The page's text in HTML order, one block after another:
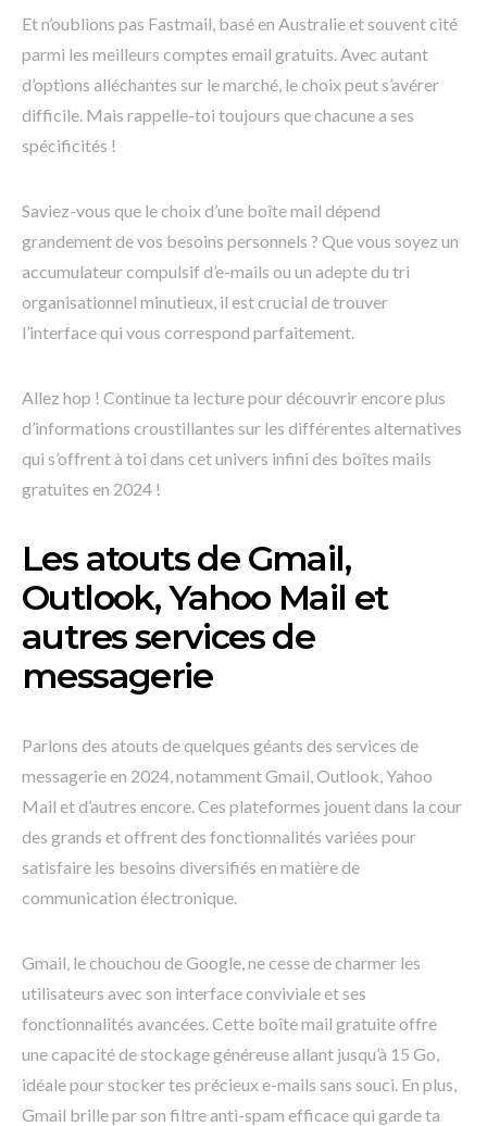
Et n’oublions pas Fastmail, basé en Australie et souvent cité
parmi les meilleurs comptes email gratuits. Avec autant
d’options alléchantes sur le marché, le choix peut s’avérer
difficile. Mais rappelle-toi toujours que chacune a ses
spécificités !
Saviez-vous que le choix d’une boîte mail dépend
grandement de vos besoins personnels ? Que vous soyez un
accumulateur compulsif d’e-mails ou un adepte du tri
organisationnel minutieux, il est crucial de trouver
l’interface qui vous correspond parfaitement.
Allez hop ! Continue ta lecture pour découvrir encore plus
d’informations croustillantes sur les différentes alternatives
qui s’offrent à toi dans cet univers infini des boîtes mails
gratuites en 2024 !
Les atouts de Gmail,
Outlook, Yahoo Mail et
autres services de
messagerie
Parlons des atouts de quelques géants des services de
messagerie en 2024, notamment Gmail, Outlook, Yahoo
Mail et d’autres encore. Ces plateformes jouent dans la cour
des grands et offrent des fonctionnalités variées pour
satisfaire les besoins diversifiés en matière de
communication électronique.
Gmail, le chouchou de Google, ne cesse de charmer les
utilisateurs avec son interface conviviale et ses
fonctionnalités avancées. Cette boîte mail gratuite offre
une capacité de stockage généreuse allant jusqu’à 15 Go,
idéale pour stocker tes précieux e-mails sans souci. En plus,
Gmail brille par son filtre anti-spam efficace qui garde ta